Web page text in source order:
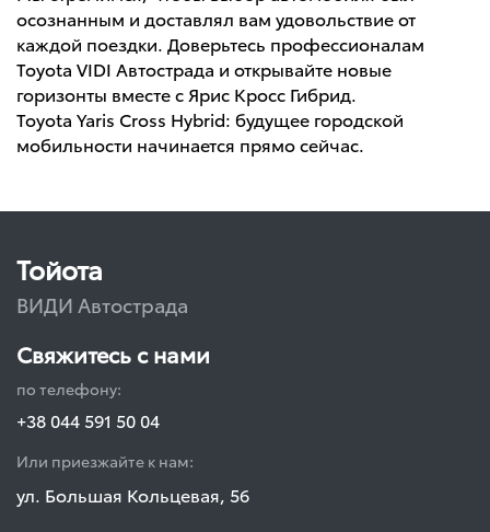
осознанным и доставлял вам удовольствие от
каждой поездки. Доверьтесь профессионалам
Toyota VIDI Автострада и открывайте новые
горизонты вместе с Ярис Кросс Гибрид.
Toyota Yaris Cross Hybrid: будущее городской
мобильности начинается прямо сейчас.
Тойота
ВИДИ Автострада
Свяжитесь с нами
по телефону:
+38 044 591 50 04
Или приезжайте к нам:
ул. Большая Кольцевая, 56